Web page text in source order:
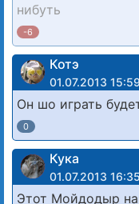
нибуть
-6
Котэ
01.07.2013 15:59
Он шо играть
0
Кука
01.07.2013 16:35
Этот Мойдодыр